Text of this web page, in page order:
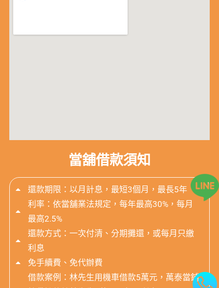
當舖借款須知
還款期限：以月計息，最短3個月，最長5年
利率：依當舖業法規定，每年最高30%，每月
最高2.5%
還款方式：一次付清、分期攤還，或每月只繳
利息
免手續費、免代辦費
借款案例：林先生用機車借款5萬元，萬泰當鋪